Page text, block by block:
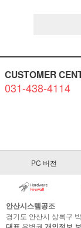
CUSTOMER
031-438-4114
PC 버전
안산시스템공조
경기도 안산시 상록구